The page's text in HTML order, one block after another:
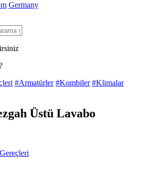
Germany
#Armatürler #Kombiler #Klimalar
Üstü Lavabo